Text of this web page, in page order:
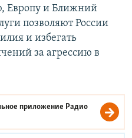
Европу и Ближний
позволяют России
и избегать
за агрессию в
приложение Радио